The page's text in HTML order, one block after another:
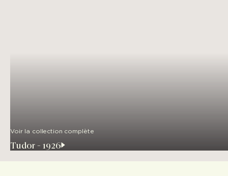
Voir la collection complète
Tudor - 1926